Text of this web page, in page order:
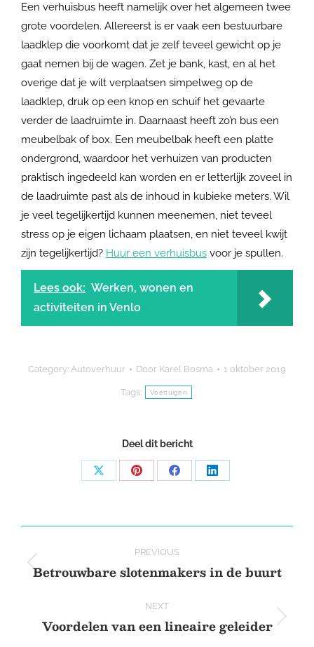
Een verhuisbus heeft namelijk over het algemeen twee
grote voordelen. Allereerst is er vaak een bestuurbare
laadklep die voorkomt dat je zelf teveel gewicht op je
gaat nemen bij de wagen. Zet je bank, kast, en al het
overige dat je wilt verplaatsen simpelweg op de
laadklep, druk op een knop en schuif het gevaarte
verder de laadruimte in. Daarnaast heeft zo’n bus een
meubelbak of box. Een meubelbak heeft een platte
ondergrond, waardoor het verhuizen van producten
praktisch ingedeeld kan worden en er letterlijk zoveel in
de laadruimte past als de inhoud in kubieke meters. Wil
je veel tegelijkertijd kunnen meenemen, niet teveel
stress op je eigen lichaam plaatsen, en niet teveel kwijt
zijn tegelijkertijd? Huur een verhuisbus voor je spullen.
Lees ook: Werken, wonen en
activiteiten in Venlo
Category: Autoverhuur Door Karel Bosma 1 oktober 2019
Tags: Voertuigen
Deel dit bericht
Share Share Share Share
navigation
PREVIOUS
Previous
Betrouwbare slotenmakers in de buurt
NEXT
Next
Voordelen van een lineaire geleider